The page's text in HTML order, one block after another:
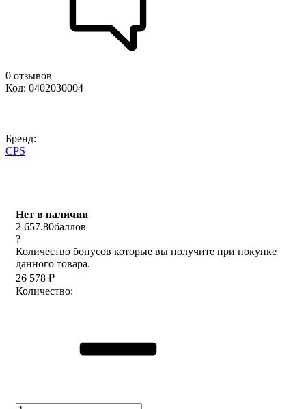
0 отзывов
Код: 0402030004
Бренд:
CPS
Нет в наличии
2 657.80баллов
?
Количество бонусов которые вы получите при покупке
данного товара.
26 578 ₽
Количество: